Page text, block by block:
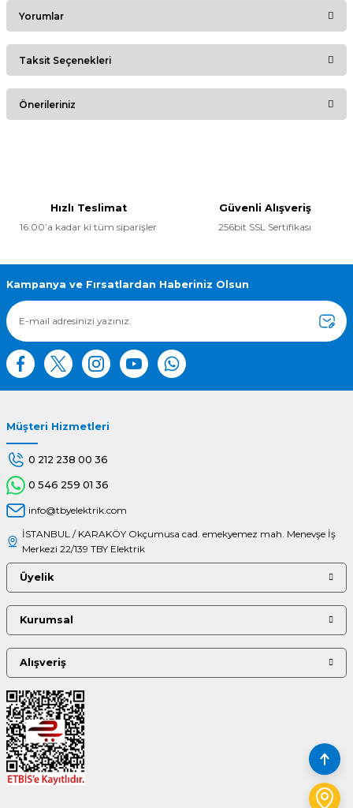
Yorumlar
Bu ürüne ilk yorumu siz yapın!
Taksit Seçenekleri
Önerileriniz
Ürün bilgilerinde hatalar bulunuyor.
Ürün fiyatı diğer sitelerden daha pahalı.
Bu ürüne benzer farklı alternatifler olmalı.
Hızlı Teslimat
16:00’a kadar ki tüm siparişler
Güvenli Alışveriş
256bit SSL Sertifikası
Kampanya ve Fırsatlardan Haberiniz Olsun
Müşteri Hizmetleri
0 212 238 00 36
0 546 259 01 36
info@tbyelektrik.com
İSTANBUL / KARAKÖY Okçumusa cad. emekyemez mah. Menevşe İş
Merkezi 22/139 TBY Elektrik
Üyelik
Kurumsal
Alışveriş